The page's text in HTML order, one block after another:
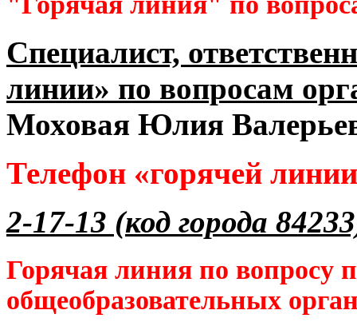
Специалист,
линии» по вопросам
Моховая Юлия
Телефон «горячей
2-17-13 (код города
Горячая линия по вопросу
общеобразовательных